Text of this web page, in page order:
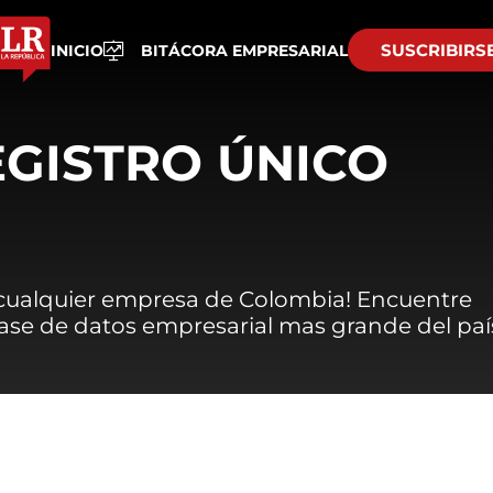
INICIO BITÁCORA EMPRESARIAL
ÚNICO
empresa de Colombia! Encuentre
de datos empresarial mas grande del